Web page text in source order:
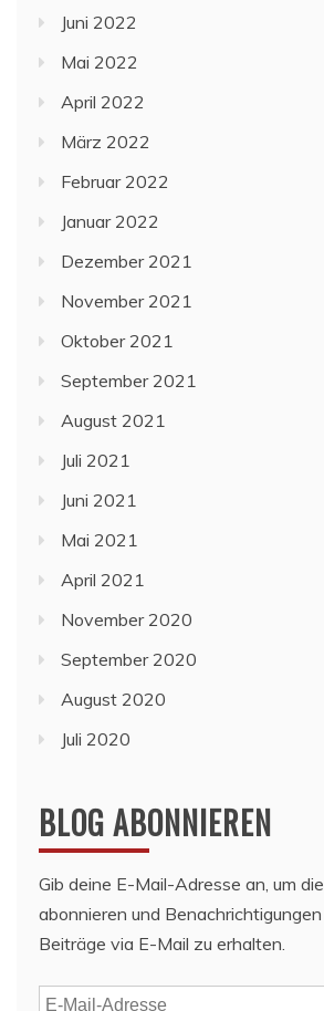
Juni 2022
Mai 2022
April 2022
März 2022
Februar 2022
Januar 2022
Dezember 2021
November 2021
Oktober 2021
September 2021
August 2021
Juli 2021
Juni 2021
Mai 2021
April 2021
November 2020
September 2020
August 2020
Juli 2020
BLOG ABONNIEREN
Gib deine E-Mail-Adresse an, um
abonnieren und
Beiträge via E-Mail zu erhalten.
E-